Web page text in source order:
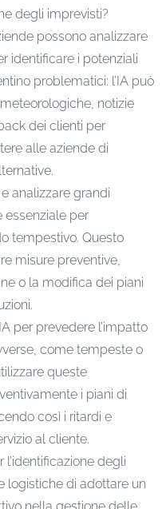
degli imprevisti?
possono analizzare
identificare i potenziali
problematici: l’IA può
notizie
dei clienti per
alle aziende di
analizzare grandi
essenziale per
tempestivo. Questo
misure preventive,
o la modifica dei piani
per prevedere l’impatto
come tempeste o
queste
i piani di
così i ritardi e
al cliente.
l’identificazione degli
logistiche di adottare un
nella gestione delle